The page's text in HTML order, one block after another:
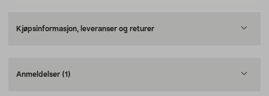
Kjøpsinformasjon, leveranser og returer
Anmeldelser (1)